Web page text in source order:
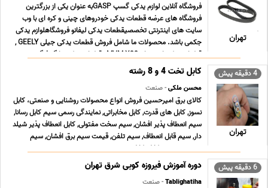
تهران
فروشگاه آنلاین لوازم یدکی گسپ GASPبه عنوان یکی از بزرگترین
فروشگاه های عرضه قطعات یدکی خودروهای چینی و کره ای با وب
سایت های اینترنتی تخصصیقطعات یدکی لیفانو فروشگاهلوازم یدکی
جکمی باشد. محصولات ما شامل فروش قطعات یدکی جیلی GEELY ,
قطعات یدکی ام وی ام MVM X33 , قطعات یدکی دانگ فنگ ... ...
4 دقیقه پیش
تهران
کابل تخت 4 و 8 رشته
محسن ملکی- صنعت
کالای برق امیرحسین فروش انواع محصولات روشنایی و صنعتی، کابل
نسوز, کابل های قدرت, کابل مخابراتی, نمایندگی رسمی سیم کابل رسانا,
سیم انعطاف پذیر افشان, سیم سخت مفتولی, کابل انعطاف پذیر شیلد
دار, سیم قابل انعطاف, سیم تلفن, قیمت سیم برق افشان, سیم
صنعتی, سیم و کابل, کابل صنعتی, سیم و ... ...
6 دقیقه پیش دوره آموزش فیروزه کوبی شرق تهران
Tablighatiha- صنعت